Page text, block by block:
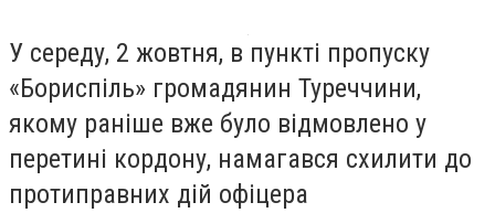
У середу, 2 жовтня, в пункті пропуску
«Бориспіль» громадянин Туреччини,
якому раніше вже було відмовлено у
перетині кордону, намагався схилити до
протиправних дій офіцера